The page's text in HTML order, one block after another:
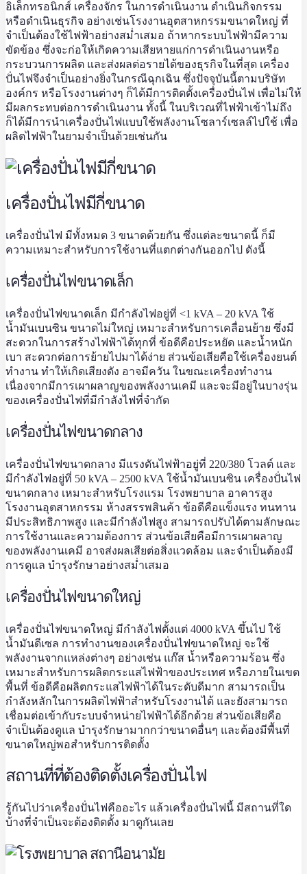
อิเล็กทรอนิกส์ เครื่องจักร ในการดำเนินงาน ดำเนินกิจกรรม
หรือดำเนินธุรกิจ อย่างเช่นโรงงานอุตสาหกรรมขนาดใหญ่ ที่
จำเป็นต้องใช้ไฟฟ้าอย่างสม่ำเสมอ ถ้าหากระบบไฟฟ้ามีความ
ขัดข้อง ซึ่งจะก่อให้เกิดความเสียหายแก่การดำเนินงานหรือ
กระบวนการผลิต และส่งผลต่อรายได้ของธุรกิจในที่สุด เครื่อง
ปั่นไฟจึงจำเป็นอย่างยิ่งในกรณีฉุกเฉิน ซึ่งปัจจุบันนี้ตามบริษัท
องค์กร หรือโรงงานต่างๆ ก็ได้มีการติดตั้งเครื่องปั่นไฟ เพื่อไม่ให้
มีผลกระทบต่อการดำเนินงาน ทั้งนี้ ในบริเวณที่ไฟฟ้าเข้าไม่ถึง
ก็ได้มีการนำเครื่องปั่นไฟแบบใช้พลังงานโซลาร์เซลล์ไปใช้ เพื่อ
ผลิตไฟฟ้าในยามจำเป็นด้วยเช่นกัน
เครื่องปั่นไฟมีกี่ขนาด
เครื่องปั่นไฟ มีทั้งหมด 3 ขนาดด้วยกัน ซึ่งแต่ละขนาดนี้ ก็มี
ความเหมาะสำหรับการใช้งานที่แตกต่างกันออกไป ดังนี้
เครื่องปั่นไฟขนาดเล็ก
เครื่องปั่นไฟขนาดเล็ก มีกำลังไฟอยู่ที่ <1 kVA – 20 kVA ใช้
น้ำมันเบนซิน ขนาดไม่ใหญ่ เหมาะสำหรับการเคลื่อนย้าย ซึ่งมี
สะดวกในการสร้างไฟฟ้าได้ทุกที่ ข้อดีคือประหยัด และน้ำหนัก
เบา สะดวกต่อการย้ายไปมาได้ง่าย ส่วนข้อเสียคือใช้เครื่องยนต์
ทำงาน ทำให้เกิดเสียงดัง อาจมีควัน ในขณะเครื่องทำงาน
เนื่องจากมีการเผาผลาญของพลังงานเคมี และจะมีอยู่ในบางรุ่น
ของเครื่องปั่นไฟที่มีกำลังไฟที่จำกัด
เครื่องปั่นไฟขนาดกลาง
เครื่องปั่นไฟขนาดกลาง มีแรงดันไฟฟ้าอยู่ที่ 220/380 โวลต์ และ
มีกำลังไฟอยู่ที่ 50 kVA – 2500 kVA ใช้น้ำมันเบนซิน เครื่องปั่นไฟ
ขนาดกลาง เหมาะสำหรับโรงแรม โรงพยาบาล อาคารสูง
โรงงานอุตสาหกรรม ห้างสรรพสินค้า ข้อดีคือแข็งแรง ทนทาน
มีประสิทธิภาพสูง และมีกำลังไฟสูง สามารถปรับได้ตามลักษณะ
การใช้งานและความต้องการ ส่วนข้อเสียคือมีการเผาผลาญ
ของพลังงานเคมี อาจส่งผลเสียต่อสิ่งแวดล้อม และจำเป็นต้องมี
การดูแล บำรุงรักษาอย่างสม่ำเสมอ
เครื่องปั่นไฟขนาดใหญ่
เครื่องปั่นไฟขนาดใหญ่ มีกำลังไฟตั้งแต่ 4000 kVA ขึ้นไป ใช้
น้ำมันดีเซล การทำงานของเครื่องปั่นไฟขนาดใหญ่ จะใช้
พลังงานจากแหล่งต่างๆ อย่างเช่น แก๊ส น้ำหรือความร้อน ซึ่ง
เหมาะสำหรับการผลิตกระแสไฟฟ้าของประเทศ หรือภายในเขต
พื้นที่ ข้อดีคือผลิตกระแสไฟฟ้าได้ในระดับดีมาก สามารถเป็น
กำลังหลักในการผลิตไฟฟ้าสำหรับโรงงานได้ และยังสามารถ
เชื่อมต่อเข้ากับระบบจำหน่ายไฟฟ้าได้อีกด้วย ส่วนข้อเสียคือ
จำเป็นต้องดูแล บำรุงรักษามากกว่าขนาดอื่นๆ และต้องมีพื้นที่
ขนาดใหญ่พอสำหรับการติดตั้ง
สถานที่ที่ต้องติดตั้งเครื่องปั่นไฟ
รู้กันไปว่าเครื่องปั่นไฟคืออะไร แล้วเครื่องปั่นไฟนี้ มีสถานที่ใด
บ้างที่จำเป็นจะต้องติดตั้ง มาดูกันเลย